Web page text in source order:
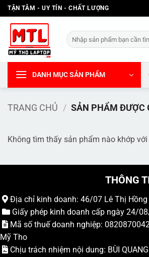
Bỏ
qua
dung
TẬN TÂM - UY TÍN - CHẤT LƯỢNG
Tìm
kiếm:
DANH MỤC SẢN PHẨM
TRANG CHỦ / SẢN PHẨM ĐƯỢC
Không tìm thấy sản phẩm nào khớp
THÔNG
Địa chỉ kinh doanh: 46/07 Lê Thị
Giấy phép kinh doanh cấp ngày 24/
Mã số thuế doanh nghiệp:
Mỹ Tho
Chịu trách nhiệm nội dung: BÙI